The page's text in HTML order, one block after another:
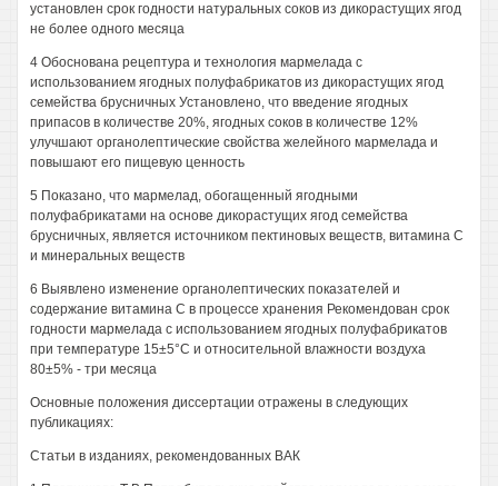
установлен срок годности натуральных соков из дикорастущих ягод
не более одного месяца
4 Обоснована рецептура и технология мармелада с
использованием ягодных полуфабрикатов из дикорастущих ягод
семейства брусничных Установлено, что введение ягодных
припасов в количестве 20%, ягодных соков в количестве 12%
улучшают органолептические свойства желейного мармелада и
повышают его пищевую ценность
5 Показано, что мармелад, обогащенный ягодными
полуфабрикатами на основе дикорастущих ягод семейства
брусничных, является источником пектиновых веществ, витамина С
и минеральных веществ
6 Выявлено изменение органолептических показателей и
содержание витамина С в процессе хранения Рекомендован срок
годности мармелада с использованием ягодных полуфабрикатов
при температуре 15±5°С и относительной влажности воздуха
80±5% - три месяца
Основные положения диссертации отражены в следующих
публикациях:
Статьи в изданиях, рекомендованных ВАК